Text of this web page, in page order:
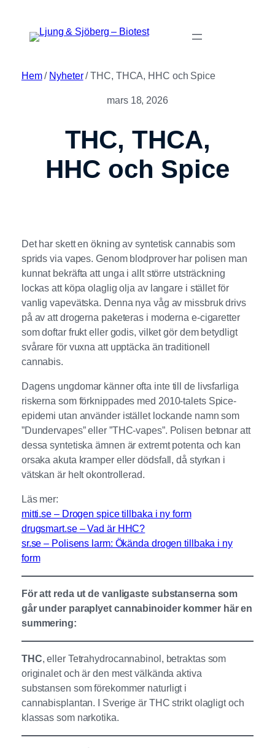
innehåll
Hem/ Nyheter/ THC, THCA, HHC och Spice
mars 18, 2026
THC, THCA,
HHC och Spice
Det har skett en ökning av syntetisk cannabis som
sprids via vapes. Genom blodprover har polisen man
kunnat bekräfta att unga i allt större utsträckning
lockas att köpa olaglig olja av langare i stället för
vanlig vapevätska. Denna nya våg av missbruk drivs
på av att drogerna paketeras i moderna e-cigaretter
som doftar frukt eller godis, vilket gör dem betydligt
svårare för vuxna att upptäcka än traditionell
cannabis.
Dagens ungdomar känner ofta inte till de livsfarliga
riskerna som förknippades med 2010-talets Spice-
epidemi utan använder istället lockande namn som
”Dundervapes” eller ”THC-vapes”. Polisen betonar att
dessa syntetiska ämnen är extremt potenta och kan
orsaka akuta kramper eller dödsfall, då styrkan i
vätskan är helt okontrollerad.
Läs mer:
mitti.se – Drogen spice tillbaka i ny form
drugsmart.se – Vad är HHC?
sr.se – Polisens larm: Ökända drogen tillbaka i ny
form
För att reda ut de vanligaste substanserna som
går under paraplyet cannabinoider kommer här en
summering:
THC, eller Tetrahydrocannabinol, betraktas som
originalet och är den mest välkända aktiva
substansen som förekommer naturligt i
cannabisplantan. I Sverige är THC strikt olagligt och
klassas som narkotika.